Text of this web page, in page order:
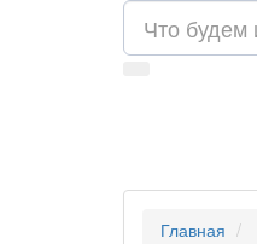
Главная